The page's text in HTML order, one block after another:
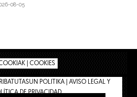
08-05
| COOKIES
POLITIKA | AVISO LEGAL Y
DE PRIVACIDAD